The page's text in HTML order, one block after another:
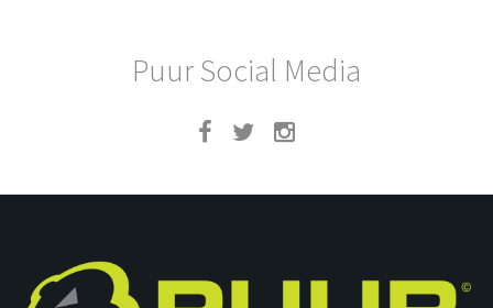
Puur Social Media